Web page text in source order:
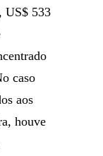
US$ 533
caso
aos
houve